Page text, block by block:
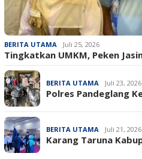
BERITA UTAMA Juli 25, 2026
Tingkatkan UMKM, Peken
BERITA UTAMA Juli 23, 2026
‎Polres Pandeglang
BERITA UTAMA Juli 21, 2026
Karang Taruna